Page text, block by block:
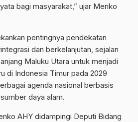
bagi masyarakat,” ujar Menko
pentingnya pendekatan
dan berkelanjutan, sejalan
Maluku Utara untuk menjadi
di Indonesia Timur pada 2029
agenda nasional berbasis
daya alam.
AHY didampingi Deputi Bidang